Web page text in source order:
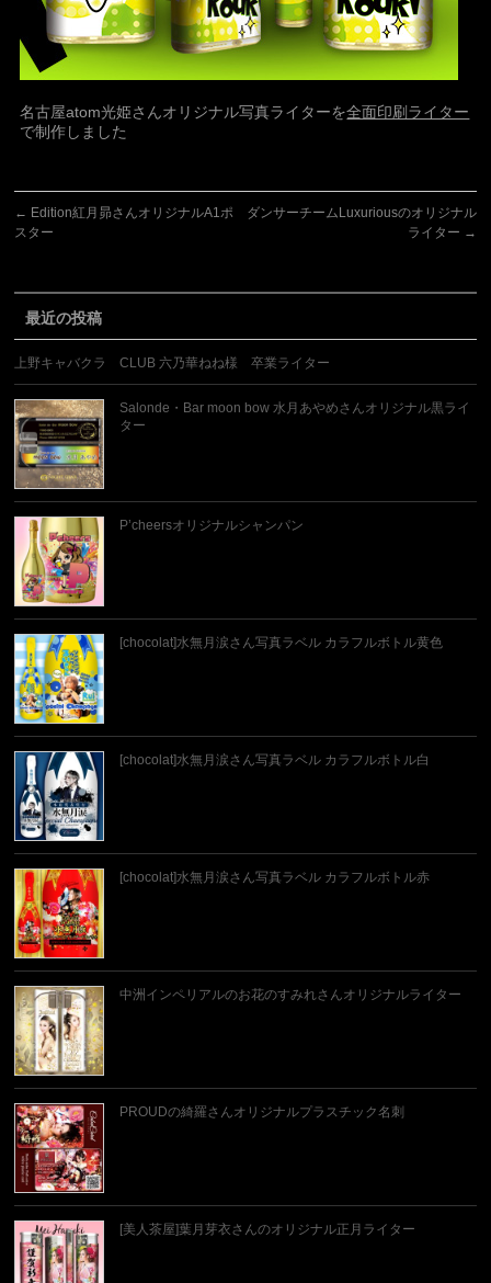
名古屋atom光姫さんオリジナル写真ライターを全面印刷ライター
で制作しました
← Edition紅月昴さんオリジナルA1ポ
スター
ダンサーチームLuxuriousのオリジナル
ライター →
最近の投稿
上野キャバクラ CLUB 六乃華ねね様 卒業ライター
Salonde・Bar moon bow 水月あやめさんオリジナル黒ライ
ター
P’cheersオリジナルシャンパン
[chocolat]水無月涙さん写真ラベル カラフルボトル黄色
[chocolat]水無月涙さん写真ラベル カラフルボトル白
[chocolat]水無月涙さん写真ラベル カラフルボトル赤
中洲インペリアルのお花のすみれさんオリジナルライター
PROUDの綺羅さんオリジナルプラスチック名刺
[美人茶屋]葉月芽衣さんのオリジナル正月ライター